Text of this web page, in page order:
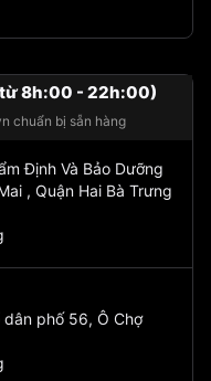
8h:00 - 22h:00)
chuẩn bị sẵn hàng
Định Và Bảo Dưỡng
, Quận Hai Bà Trưng
dân phố 56, Ô Chợ